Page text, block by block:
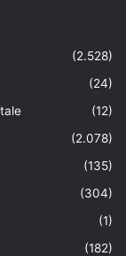
(2.528)
(24)
(12)
(2.078)
(135)
(304)
(1)
(182)